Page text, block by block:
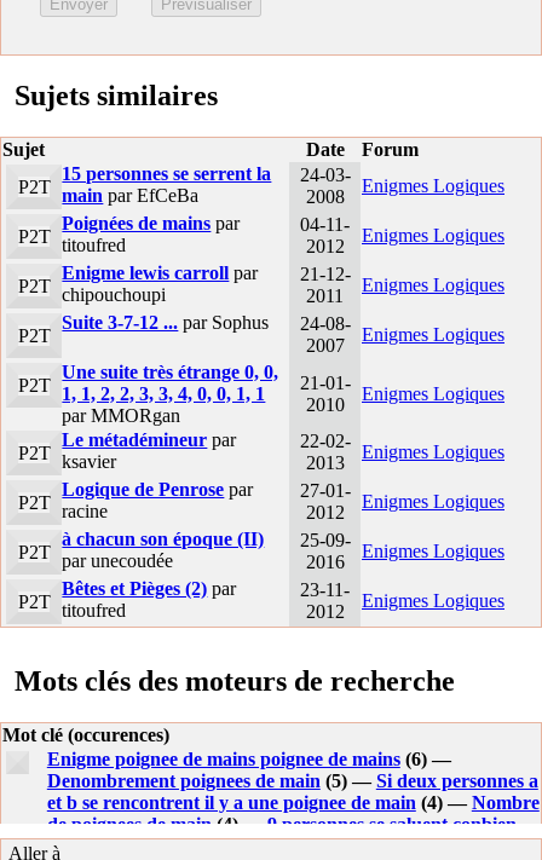
Sujets similaires
Sujet Date
Forum
P2T
15 personnes se serrent la
main par EfCeBa
24-03-
2008
Enigmes Logiques
P2T
Poignées de mains par
titoufred
04-11-
2012
Enigmes Logiques
P2T
Enigme lewis carroll par
chipouchoupi
21-12-
2011
Enigmes Logiques
P2T
Suite 3-7-12 ... par Sophus
24-08-
2007
Enigmes Logiques
P2T
Une suite très étrange 0, 0,
1, 1, 2, 2, 3, 3, 4, 0, 0, 1, 1
par MMORgan
21-01-
2010
Enigmes Logiques
P2T
Le métadémineur par
ksavier
22-02-
2013
Enigmes Logiques
P2T
Logique de Penrose par
racine
27-01-
2012
Enigmes Logiques
P2T
à chacun son époque (II)
par unecoudée
25-09-
2016
Enigmes Logiques
P2T
Bêtes et Pièges (2) par
titoufred
23-11-
2012
Enigmes Logiques
Mots clés des moteurs de recherche
Mot clé (occurences)
Enigme poignee de mains poignee de mains(6) —
Denombrement poignees de main (5) —Si deux personnes a
et b se rencontrent il y a une poignee de main (4) —Nombre
de poignees de main (4) — 9 personnes se saluent conbien
de poignet de main(3) —36 poignees de mains serrees
Aller à